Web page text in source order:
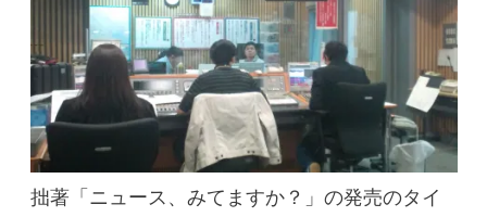
拙著「ニュース、みてますか？」の発売のタイ